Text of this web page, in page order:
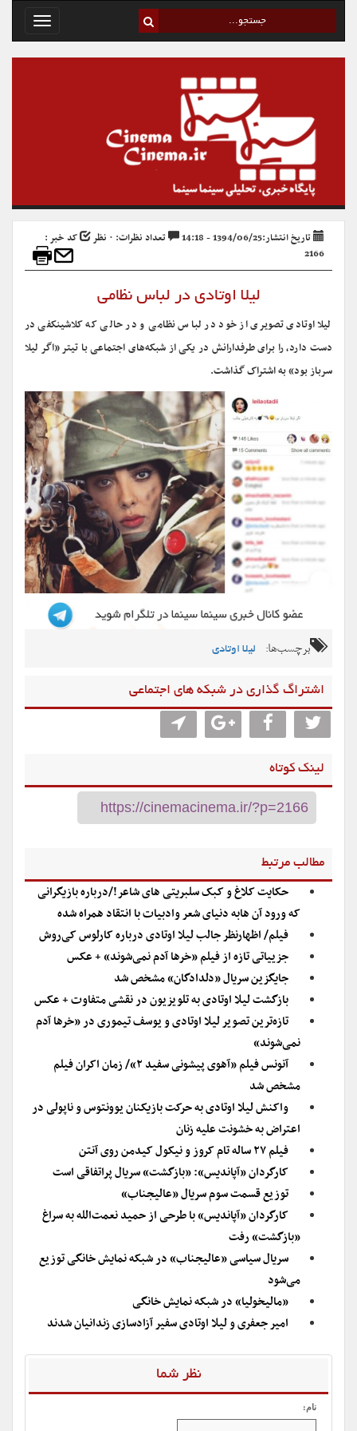
Toggle
تاریخ انتشار:1394/06/25 - 14:18 تعداد نظرات: ۰ نظر
کد خبر :
2166
لیلا اوتادی در لباس نظامی
لیلا اوتادی تصویری از خود در لباس نظامی و در حالی که کلاشینکفی در
دست دارد، را برای طرفدارانش در یکی از شبکه‌های اجتماعی با تیتر «اگر لیلا
سرباز بود» به اشتراک گذاشت.
برچسب‌ها: لیلا اوتادی
اشتراگ گذاری در شبکه های اجتماعی
لینک کوتاه
مطالب مرتبط
حکایت کلاغ و کبک سلبریتی های شاعر!/درباره بازیگرانی
که ورود آن هابه دنیای شعر وادبیات با انتقاد همراه شده
فیلم/ اظهارنظر جالب لیلا اوتادی درباره کارلوس کی‌روش
جزییاتی تازه از فیلم «خرها آدم نمی‌شوند» + عکس
جایگزین سریال «دلدادگان» مشخص شد
بازگشت لیلا اوتادی به تلویزیون در نقشی متفاوت + عکس
تازه‌ترین تصویر لیلا اوتادی و یوسف تیموری در «خرها آدم
نمی‌شوند»
آنونس فیلم «آهوی پیشونی سفید ۲»/ زمان اکران فیلم
مشخص شد
واکنش لیلا اوتادی به حرکت بازیکنان یوونتوس و ناپولی در
اعتراض به خشونت علیه زنان
فیلم ۲۷ ساله تام کروز و نیکول کیدمن روی آنتن
کارگردان «آپاندیس»: «بازگشت» سریال پراتفاقی است
توزیع قسمت سوم سریال «عالیجناب»
کارگردان «آپاندیس» با طرحی از حمید‌ نعمت‌الله به سراغ
«بازگشت» رفت
سریال سیاسی «عالیجناب» در شبکه نمایش خانگی توزیع
می‌شود
«مالیخولیا» در شبکه نمایش خانگی
امیر جعفری و لیلا اوتادی سفیر آزادسازی زندانیان شدند
نظر شما
نام: